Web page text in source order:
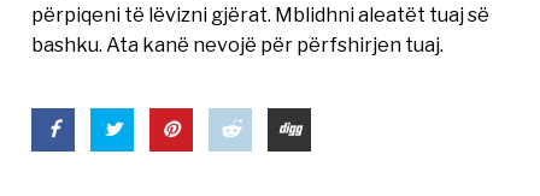
përpiqeni të lëvizni gjërat. Mblidhni aleatët tuaj së
bashku. Ata kanë nevojë për përfshirjen tuaj.